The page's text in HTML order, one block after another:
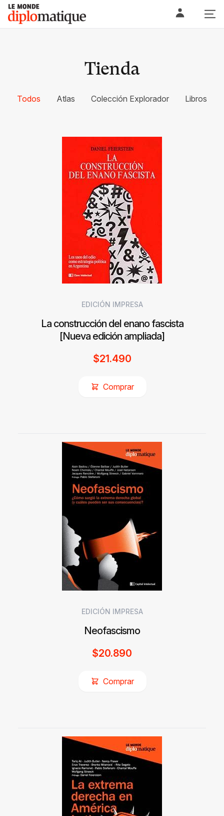
Skip
content
Le monde diplomatique
Tienda
Todos Atlas Colección Explorador Libros
EDICIÓN IMPRESA
La construcción del enano fascista
[Nueva edición ampliada]
$21.490
Comprar
EDICIÓN IMPRESA
Neofascismo
$20.890
Comprar